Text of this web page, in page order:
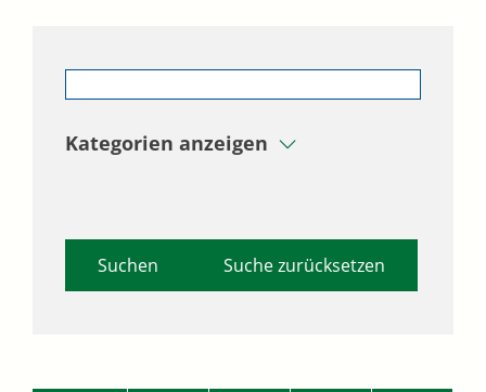
Kategorien anzeigen
Suche zurücksetzen